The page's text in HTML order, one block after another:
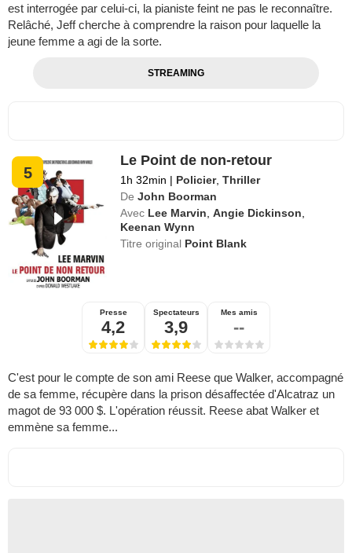
est interrogée par celui-ci, la pianiste feint ne pas le reconnaître.
Relâché, Jeff cherche à comprendre la raison pour laquelle la
jeune femme a agi de la sorte.
STREAMING
5
Le Point de non-retour
1h 32min | Policier,Thriller
De John Boorman
Avec Lee Marvin ,Angie Dickinson
Keenan Wynn
Titre original Point Blank
Presse
4,2
Spectateurs
3,9
Mes amis
--
C'est pour le compte de son ami Reese que Walker, accompagné
de sa femme, récupère dans la prison désaffectée d'Alcatraz un
magot de 93 000 $. L'opération réussit. Reese abat Walker et
emmène sa femme...